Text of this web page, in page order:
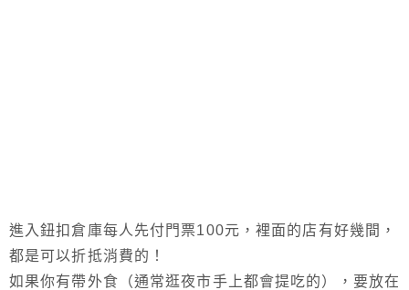
進入鈕扣倉庫每人先付門票100元，裡面的店有好幾間，
都是可以折抵消費的！
如果你有帶外食（通常逛夜市手上都會提吃的），要放在